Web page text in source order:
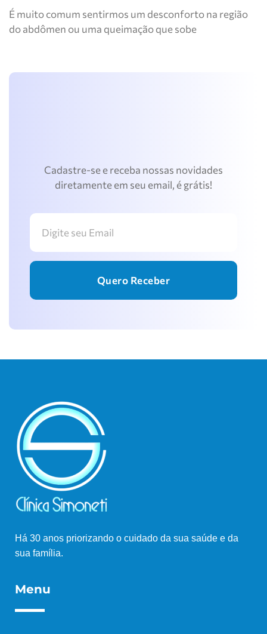
É muito comum sentirmos um desconforto na região
do abdômen ou uma queimação que sobe
Cadastre-se e receba nossas novidades
diretamente em seu email, é grátis!
Quero Receber
Há 30 anos priorizando o cuidado da sua saúde e da
sua família.
Menu